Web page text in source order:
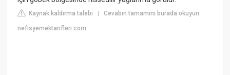
Kaynak kaldırma talebi |Cevabın tamamını burada okuyun:
nefisyemektarifleri.com